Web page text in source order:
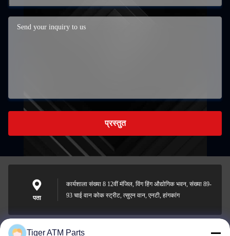
प्रस्तुत
पता
कार्यशाला संख्या 8 12वीं मंजिल, विंग हिंग औद्योगिक भवन, संख्या 89-
93 चाई वान कोक स्ट्रीट, त्सुएन वान, एनटी, हांगकांग
Tiger ATM Parts